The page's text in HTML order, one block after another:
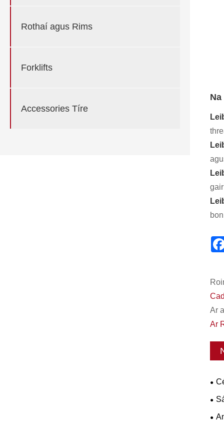
Rothaí agus Rims
Forklifts
Accessories Tíre
Ar
Ar